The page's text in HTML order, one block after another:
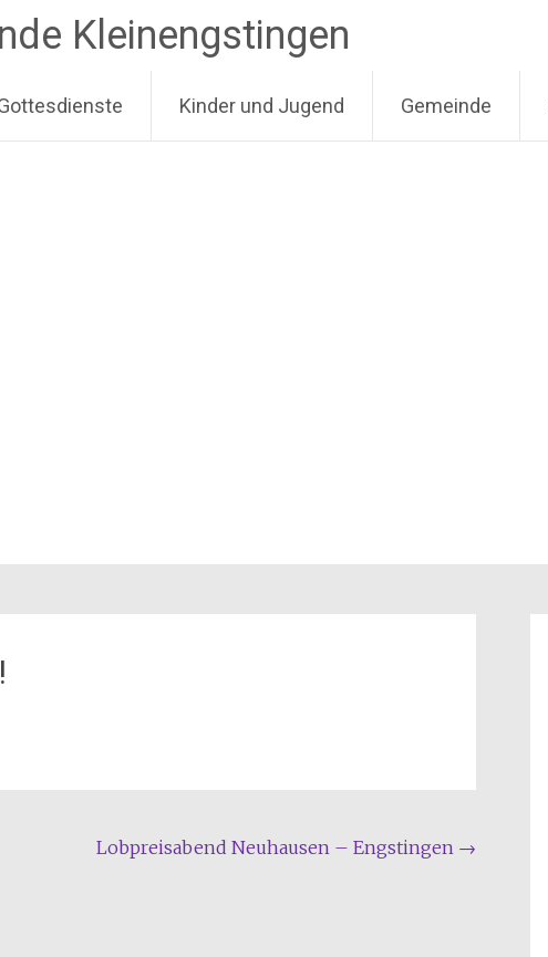
Kleinengstingen
Kinder und Jugend Gemeinde
Lobpreisabend Neuhausen – Engstingen →